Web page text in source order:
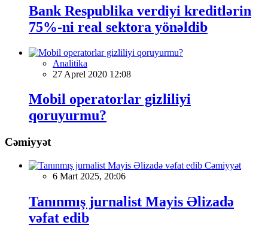
Bank Respublika verdiyi kreditlərin
75%-ni real sektora yönəldib
Analitika
27 Aprel 2020 12:08
Mobil operatorlar gizliliyi
qoruyurmu?
Cəmiyyət
Cəmiyyət
6 Mart 2025, 20:06
Tanınmış jurnalist Mayis Əlizadə
vəfat edib